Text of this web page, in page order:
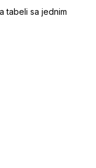
tabeli sa jednim